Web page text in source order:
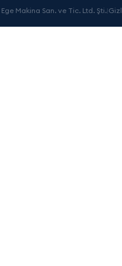
Makina San. ve Tic. Ltd. Şti.|